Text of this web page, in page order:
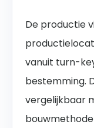
De productie
vanuit turn-
bestemming.
vergelijkbaar